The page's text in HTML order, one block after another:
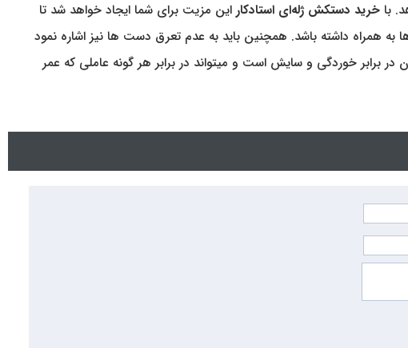
باخرید دستکش ژله‌ای استاد‌کار این مزیت برای شما ایجاد خواهد شد تا
به همراه داشته باشد. همچنین باید به عدم تعرق دست ها نیز اشاره نمود
در برابر خوردگی و سایش است و میتواند در برابر هر گونه عاملی که عمر